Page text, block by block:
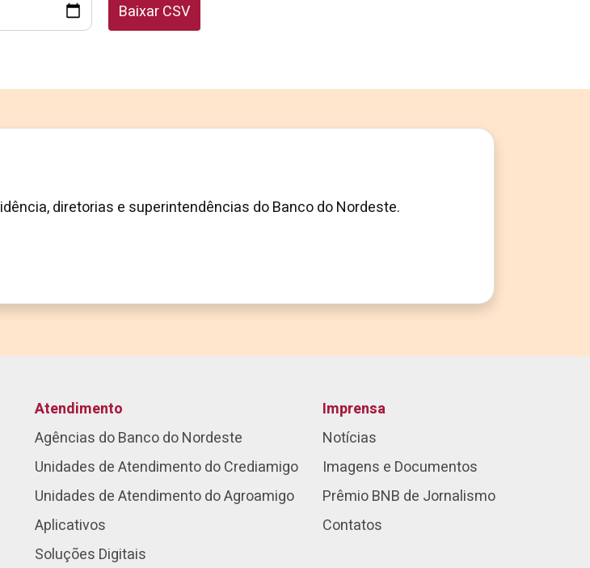
Baixar CSV
diretorias e superintendências do Banco do Nordeste.
Atendimento
Agências do Banco do Nordeste
Unidades de Atendimento do Crediamigo
Unidades de Atendimento do Agroamigo
Aplicativos
Soluções Digitais
Imprensa
Notícias
Imagens e Documentos
Prêmio BNB de Jornalismo
Contatos